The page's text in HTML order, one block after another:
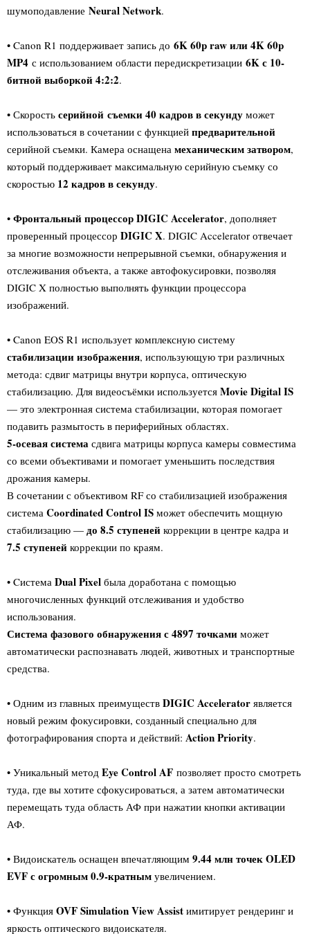
шумоподавление Neural Network.
• Canon R1 поддерживает запись до 6K 60p raw или 4K 60p
MP4 с использованием области передискретизации 6K с 10-
битной выборкой 4:2:2.
• Скорость серийной съемки 40 кадров в секунду может
использоваться в сочетании с функцией предварительной
серийной съемки. Камера оснащена механическим затвором,
который поддерживает максимальную серийную съемку со
скоростью 12 кадров в секунду.
• Фронтальный процессор DIGIC Accelerator, дополняет
проверенный процессор DIGIC X. DIGIC Accelerator отвечает
за многие возможности непрерывной съемки, обнаружения и
отслеживания объекта, а также автофокусировки, позволяя
DIGIC X полностью выполнять функции процессора
изображений.
• Canon EOS R1 использует комплексную систему
стабилизации изображения, использующую три различных
метода: сдвиг матрицы внутри корпуса, оптическую
стабилизацию. Для видеосъёмки используется Movie Digital IS
— это электронная система стабилизации, которая помогает
подавить размытость в периферийных областях.
5-осевая система сдвига матрицы корпуса камеры совместима
со всеми объективами и помогает уменьшить последствия
дрожания камеры.
В сочетании с объективом RF со стабилизацией изображения
система Coordinated Control IS может обеспечить мощную
стабилизацию — до 8.5 ступеней коррекции в центре кадра и
7.5 ступеней коррекции по краям.
• Cистема Dual Pixel была доработана с помощью
многочисленных функций отслеживания и удобство
использования.
Система фазового обнаружения с 4897 точками может
автоматически распознавать людей, животных и транспортные
средства.
• Одним из главных преимуществ DIGIC Accelerator является
новый режим фокусировки, созданный специально для
фотографирования спорта и действий: Action Priority.
• Уникальный метод Eye Control AF позволяет просто смотреть
туда, где вы хотите сфокусироваться, а затем автоматически
перемещать туда область АФ при нажатии кнопки активации
АФ.
• Видоискатель оснащен впечатляющим 9.44 млн точек OLED
EVF с огромным 0.9-кратным увеличением.
• Функция OVF Simulation View Assist имитирует рендеринг и
яркость оптического видоискателя.